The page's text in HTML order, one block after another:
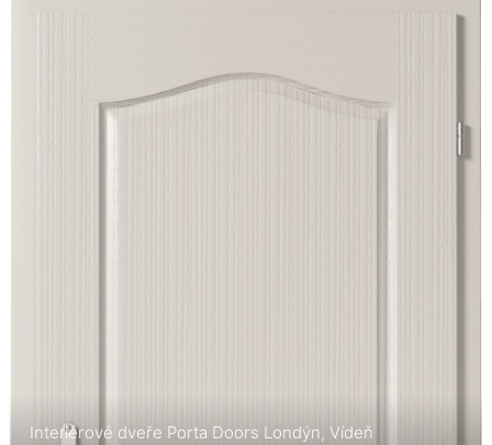
Interiérové dveře Porta Doors Londýn, Vídeň